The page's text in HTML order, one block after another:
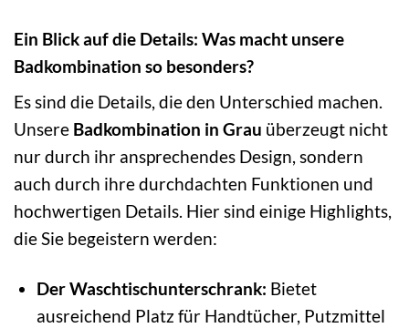
Ein Blick auf die Details: Was macht unsere
Badkombination so besonders?
Es sind die Details, die den Unterschied machen.
Unsere Badkombination in Grau überzeugt nicht
nur durch ihr ansprechendes Design, sondern
auch durch ihre durchdachten Funktionen und
hochwertigen Details. Hier sind einige Highlights,
die Sie begeistern werden:
Der Waschtischunterschrank: Bietet
ausreichend Platz für Handtücher, Putzmittel